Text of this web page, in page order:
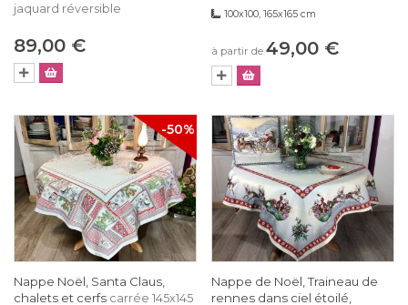
jaquard réversible
89,00 €
100x100, 165x165 cm
à partir de 49,00 €
-50%
Nappe Noël, Santa Claus,
chalets et cerfs carrée 145x145
Nappe de Noël, Traineau de
rennes dans ciel étoilé,